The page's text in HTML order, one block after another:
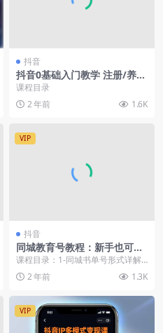
抖音
抖音0基础入门教学 注册/养
号/定位/剪辑/剧本拍摄/主播
培训/小店变现/28节
课程目录
2 年前
1.6K
VIP
抖音
同城教育号教程：新手也可以
轻松玩赚的书单项目 文字+导
图+实操
课程目录：1-同城书单号形式详解2
-账号快速搭建3-剪辑制作实操4-简
单快速拍摄...
2 年前 1.3K
VIP